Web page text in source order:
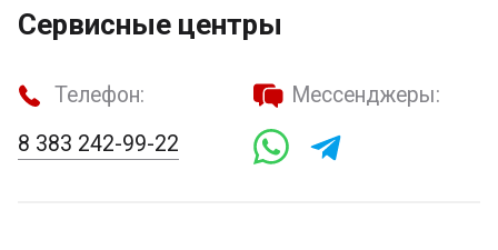
Сервисные центры
Телефон:
8 383 242-99-22
Мессенджеры: